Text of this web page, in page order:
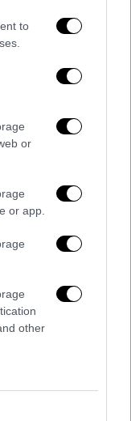
to
or
or app.
other
5 *
«Κατεβατή»
του
έκτασης